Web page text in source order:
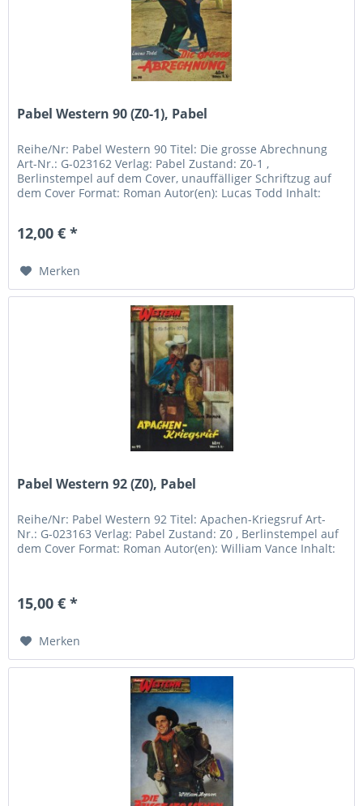
Pabel Western 90 (Z0-1), Pabel
Reihe/Nr: Pabel Western 90 Titel: Die grosse Abrechnung
Art-Nr.: G-023162 Verlag: Pabel Zustand: Z0-1 ,
Berlinstempel auf dem Cover, unauffälliger Schriftzug auf
dem Cover Format: Roman Autor(en): Lucas Todd Inhalt:
12,00 € *
Merken
Pabel Western 92 (Z0), Pabel
Reihe/Nr: Pabel Western 92 Titel: Apachen-Kriegsruf Art-
Nr.: G-023163 Verlag: Pabel Zustand: Z0 , Berlinstempel auf
dem Cover Format: Roman Autor(en): William Vance Inhalt:
15,00 € *
Merken